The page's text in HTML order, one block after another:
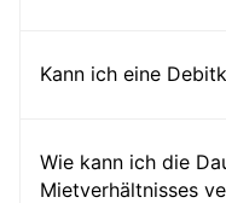
Kann ich eine
Wie kann ich die
Mietverhältnisses